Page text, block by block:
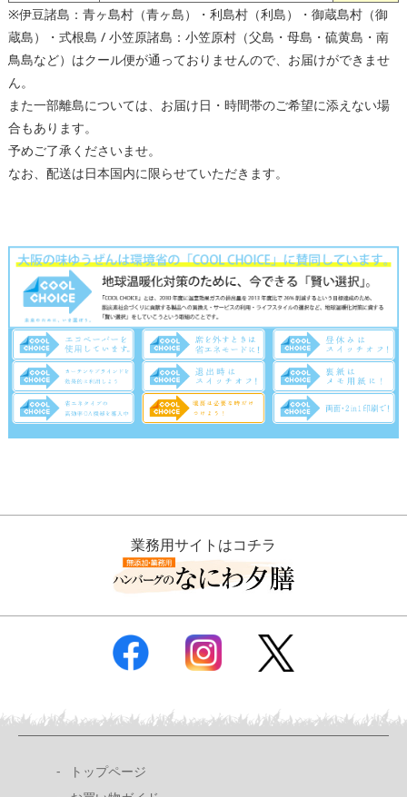
※伊豆諸島：青ヶ島村（青ヶ島）・利島村（利島）・御蔵島村（御
蔵島）・式根島 / 小笠原諸島：小笠原村（父島・母島・硫黄島・南
鳥島など）はクール便が通っておりませんので、お届けができませ
ん。
また一部離島については、お届け日・時間帯のご希望に添えない場
合もあります。
予めご了承くださいませ。
なお、配送は日本国内に限らせていただきます。
業務用サイトはコチラ
トップページ